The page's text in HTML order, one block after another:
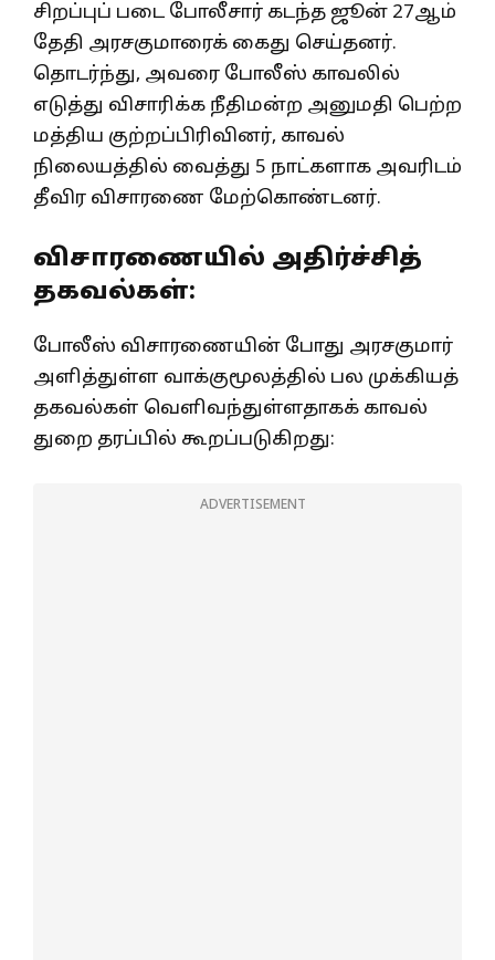
சிறப்புப் படை போலீசார் கடந்த ஜூன் 27ஆம்
தேதி அரசகுமாரைக் கைது செய்தனர்.
தொடர்ந்து, அவரை போலீஸ் காவலில்
எடுத்து விசாரிக்க நீதிமன்ற அனுமதி பெற்ற
மத்திய குற்றப்பிரிவினர், காவல்
நிலையத்தில் வைத்து 5 நாட்களாக அவரிடம்
தீவிர விசாரணை மேற்கொண்டனர்.
விசாரணையில் அதிர்ச்சித்
தகவல்கள்:
போலீஸ் விசாரணையின் போது அரசகுமார்
அளித்துள்ள வாக்குமூலத்தில் பல முக்கியத்
தகவல்கள் வெளிவந்துள்ளதாகக் காவல்
துறை தரப்பில் கூறப்படுகிறது:
ADVERTISEMENT